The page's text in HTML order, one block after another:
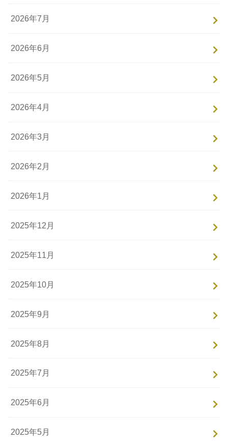
2026年7月
2026年6月
2026年5月
2026年4月
2026年3月
2026年2月
2026年1月
2025年12月
2025年11月
2025年10月
2025年9月
2025年8月
2025年7月
2025年6月
2025年5月